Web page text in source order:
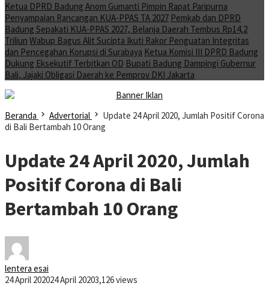
Ketua DPRD Badung Anom Gumanti Pimpin Rapat Paripurna
Penyampaian Rancangan KUA-PPAS TA 2027 Pemkab dan DPRD
Badung Sepakati KUA-PPAS 2027, Belanja Daerah Tembus Rp14,2
Triliun Wabup Bagus Alit Sucipta Ikuti Rakor Penguatan Integritas
dan Pencegahan Korupsi di Surabaya Ketua Komisi III DPRD Badung
Dukung Eksekutif Terbitkan OD Bupati Badung Dampingi Gubernur
Bali, Jajaki Obligasi Daerah ke Pemprov DKI Jakarta
Beranda Advertorial
Update 24 April 2020, Jumlah Positif Corona
di Bali Bertambah 10 Orang
Update 24 April 2020, Jumlah
Positif Corona di Bali
Bertambah 10 Orang
lentera esai
24 April 202024 April 20203,126 views